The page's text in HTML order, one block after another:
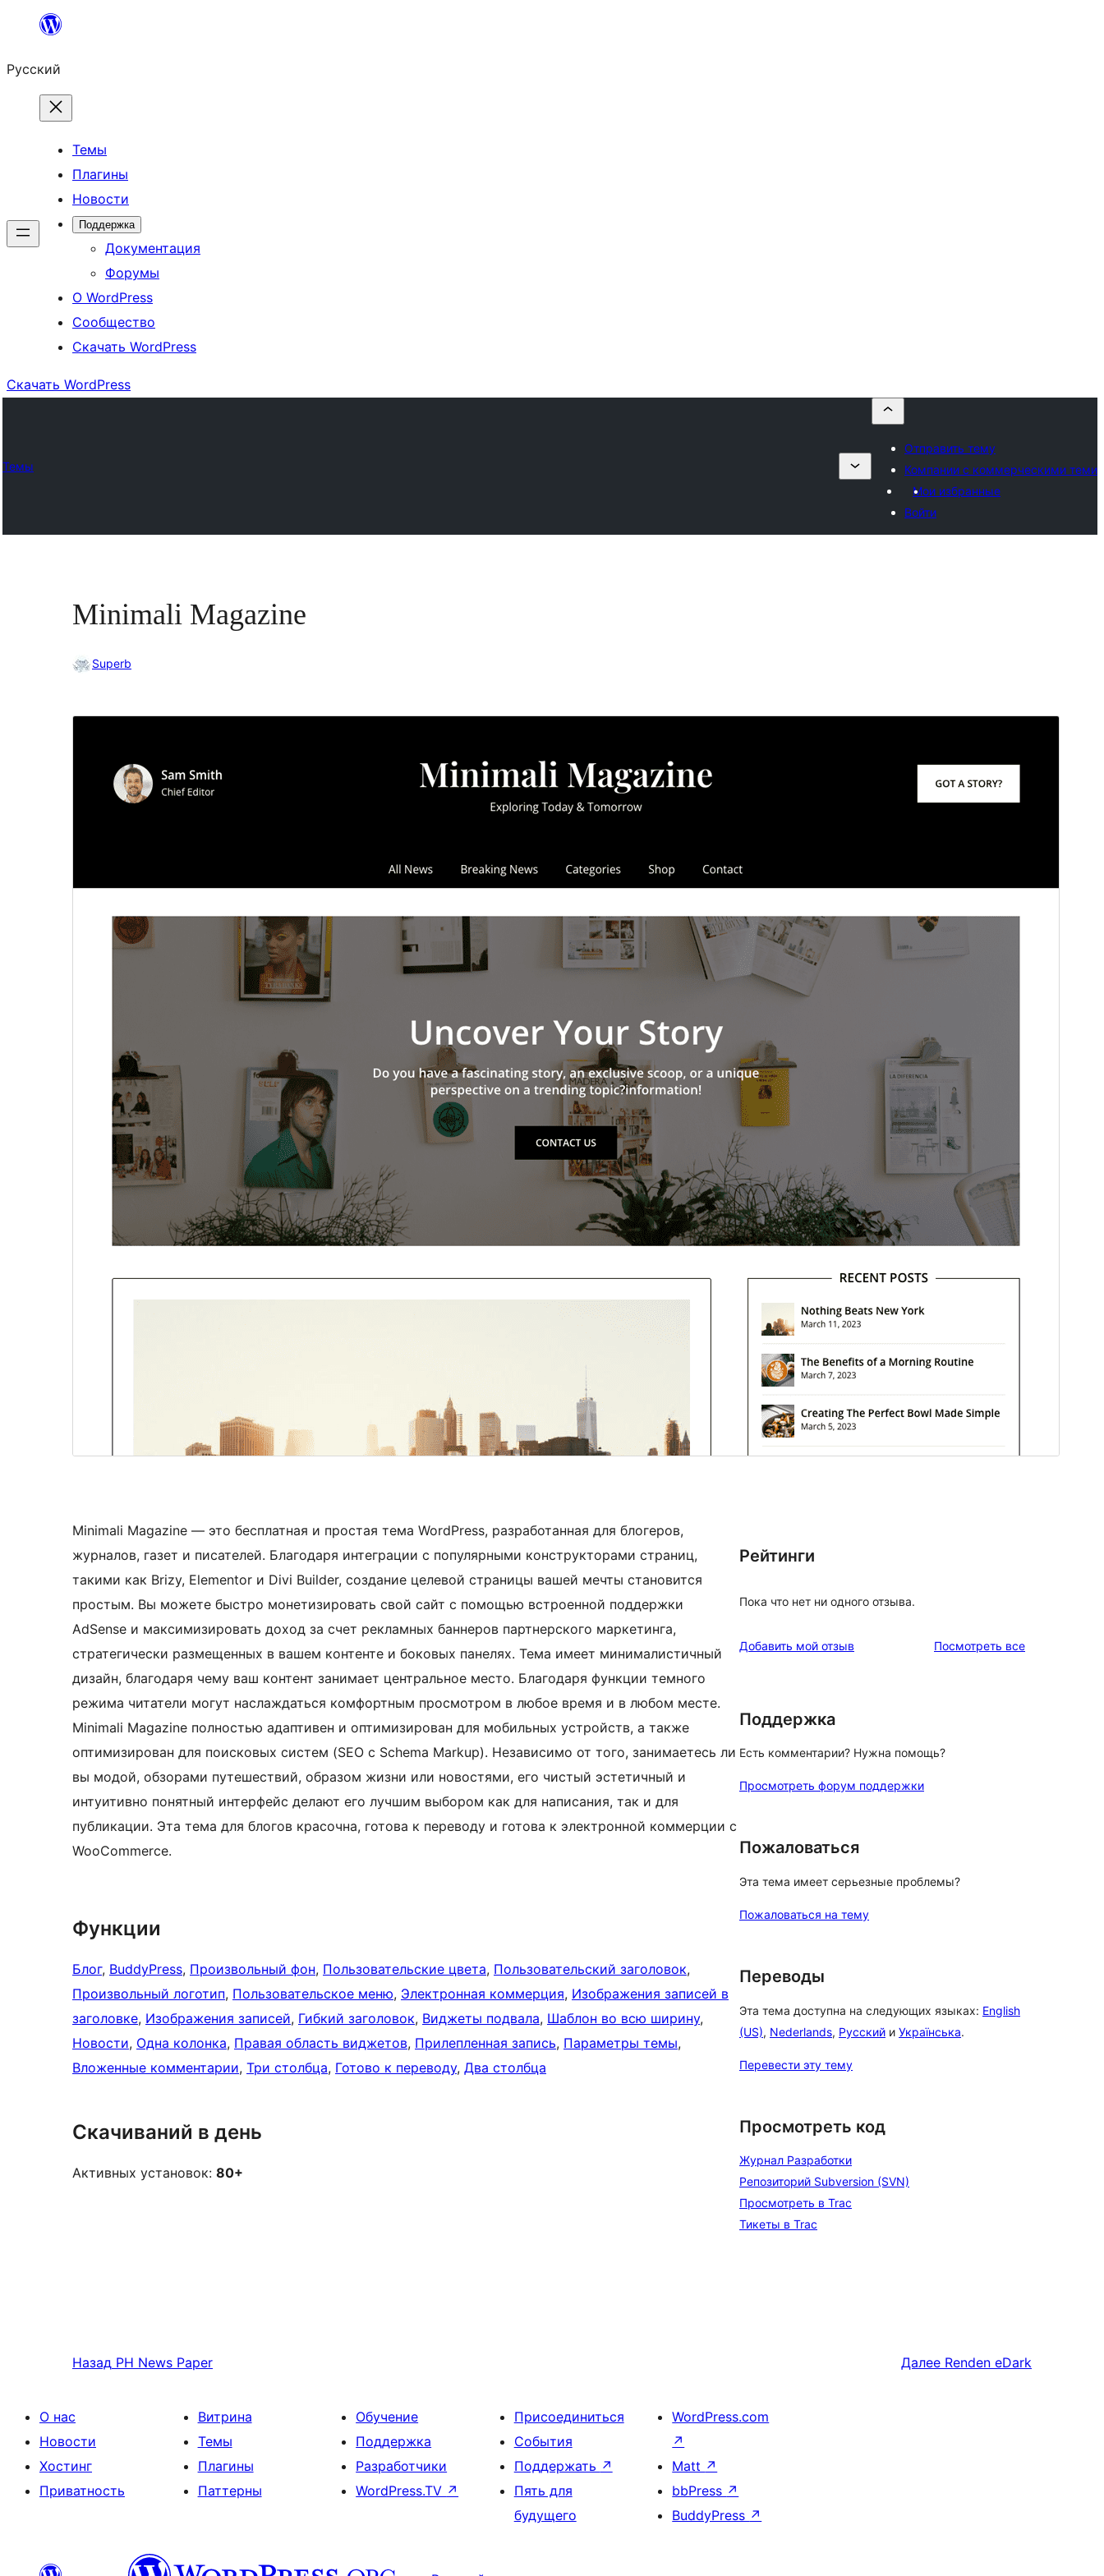
Перейти
содержимому
Русский
Темы
Плагины
Новости
Поддержка
Документация
Форумы
О WordPress
Сообщество
Скачать WordPress
Скачать WordPress
Темы
Отправить тему
Компании с коммерческими теми
Мои избранные
Войти
Minimali Magazine
Superb
Minimalist
Последние изменения
Версия WordPress
4.0
Версия PHP
Главная страница темы
Minimali Magazine — это бесплатная и простая тема WordPress, разработанная для блогеров,
журналов, газет и писателей. Благодаря интеграции с популярными конструкторами страниц,
такими как Brizy, Elementor и Divi Builder, создание целевой страницы вашей мечты становится
простым. Вы можете быстро монетизировать свой сайт с помощью встроенной поддержки
AdSense и максимизировать доход за счет рекламных баннеров партнерского маркетинга,
стратегически размещенных в вашем контенте и боковых панелях. Тема имеет минималистичный
дизайн, благодаря чему ваш контент занимает центральное место. Благодаря функции темного
режима читатели могут наслаждаться комфортным просмотром в любое время и в любом месте.
Minimali Magazine полностью адаптивен и оптимизирован для мобильных устройств, а также
оптимизирован для поисковых систем (SEO с Schema Markup). Независимо от того, занимаетесь ли
вы модой, обзорами путешествий, образом жизни или новостями, его чистый эстетичный и
интуитивно понятный интерфейс делают его лучшим выбором как для написания, так и для
публикации. Эта тема для блогов красочна, готова к переводу и готова к электронной коммерции с
WooCommerce.
Функции
Блог, BuddyPress, Произвольный фон, Пользовательские цвета, Пользовательский заголовок
Произвольный логотип, Пользовательское меню, Электронная коммерция, Изображения записей в
заголовке, Изображения записей, Гибкий заголовок, Виджеты подвала, Шаблон во всю ширину
Новости, Одна колонка, Правая область виджетов, Прилепленная запись, Параметры темы
Вложенные комментарии, Три столбца, Готово к переводу, Два столбца
Скачиваний в день
Активных установок: 80+
Рейтинги
Пока что нет ни одного отзыва.
Добавить мой отзыв Посмотреть всеотзывы
Поддержка
Есть комментарии? Нужна помощь?
Просмотреть форум поддержки
Пожаловаться
Эта тема имеет серьезные проблемы?
Пожаловаться на тему
Переводы
Эта тема доступна на следующих языках: English
(US), Nederlands, Русский и Українська.
Перевести эту тему
Просмотреть код
Журнал Разработки
Репозиторий Subversion (SVN)
Просмотреть в Trac
Тикеты в Trac
Назад PH News Paper Далее Renden eDark
О нас
Новости
Хостинг
Приватность
Витрина
Темы
Плагины
Паттерны
Обучение
Поддержка
Разработчики
WordPress.TV ↗
Присоединиться
События
Поддержать ↗
Пять для
будущего
WordPress.com
↗
Matt ↗
bbPress ↗
BuddyPress ↗